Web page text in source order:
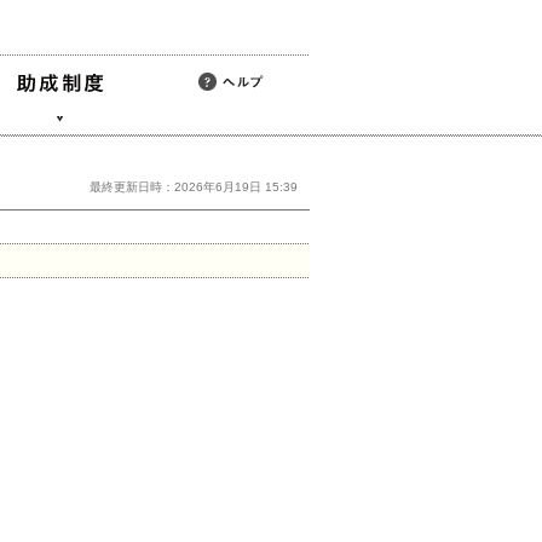
最終更新日時：2026年6月19日 15:39